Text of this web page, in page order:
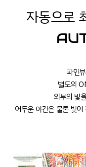
자동으로
파인
별도의
외부의 빛
어두운 야간은 물론 빛